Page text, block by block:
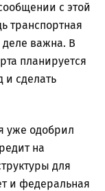
с этой
транспортная
деле важна. В
планируется
и сделать
уже одобрил
на
для
и федеральная